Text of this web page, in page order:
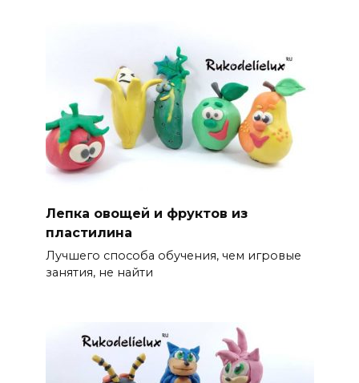
Лепка овощей и фруктов из
пластилина
Лучшего способа обучения, чем игровые
занятия, не найти